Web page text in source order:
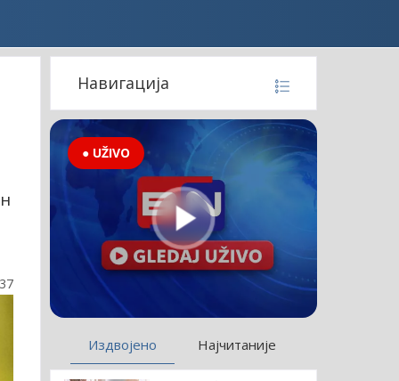
Навигација
● UŽIVO
Издвојено Најчитаније